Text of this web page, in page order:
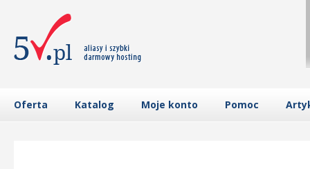
Oferta Katalog Moje konto Pomoc